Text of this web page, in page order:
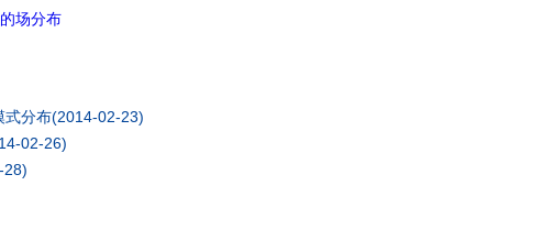
场分布
式分布(2014-02-23)
02-26)
28)